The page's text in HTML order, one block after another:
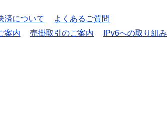
済について
よくあるご質問
案内 売掛取引のご案内
IPv6への取り組み